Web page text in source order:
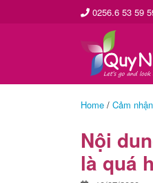
0256.6 53 59
Home / Cảm
Nội
là quá